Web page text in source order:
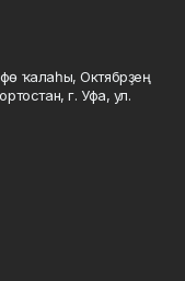
ҡалаһы, Октябрҙең
г. Уфа, ул.